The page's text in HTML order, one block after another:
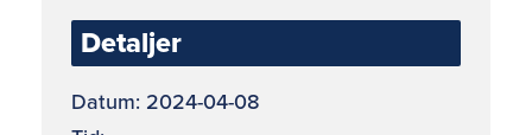
Detaljer
Datum: 2024-04-08